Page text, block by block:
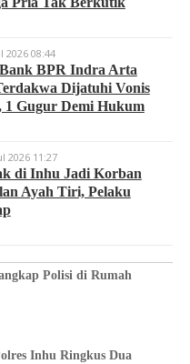
2026 08:44
BPR Indra Arta
Dijatuhi Vonis
1 Gugur Demi Hukum
2026 11:27
di Inhu Jadi Korban
Ayah Tiri, Pelaku
Polisi di Rumah
Inhu Ringkus Dua